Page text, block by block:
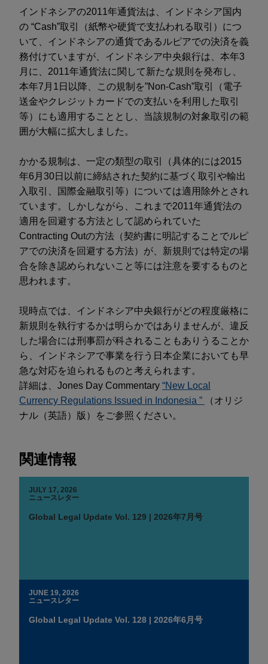
インドネシアの2011年通貨法は、インドネシア国内
の “Cash”取引（紙幣や硬貨で支払われる取引）につ
いて、インドネシアの通貨であるルピアでの決済を義
務付けていますが、インドネシア中央銀行は、本年3
月に、2011年通貨法に関して新たな規則を発布し、
本年7月1日以降、この規制を”Non-Cash”取引（電子
送金やクレジットカードでの支払いを利用した取引
等）にも適用することとし、当該規制の対象取引の範
囲が大幅に拡大しました。
かかる規制は、一定の類型の取引（具体的には2015
年6月30日以前に締結された契約に基づく取引や輸出
入取引、国際金融取引等）については適用除外とされ
ています。しかしながら、これまで2011年通貨法の
適用を回避する方法として認められていた
Contracting Outの方法（契約書に明記することでルピ
アでの決済を回避する方法）が、新規則では特定の場
合を除き認められないこと等には注意を要するものと
思われます。
現時点では、インドネシア中央銀行がどの程度厳格に
新規則を執行するかは明らかではありませんが、違反
した場合には刑事罰が科されることもありうることか
ら、インドネシアで事業を行う日本企業においても早
急な対応を迫られるものと考えられます。
詳細は、Jones Day Commentary “New Local
Currency Regulations Issued in Indonesia ”
（オリジ
ナル（英語）版）をご参照ください。
関連情報
JULY 17, 2026
ニュースレター
Global Legal Update Vol. 129 | 2026年7月号
JUNE 19, 2026
ニュースレター
Global Legal Update Vol. 128 | 2026年6月号